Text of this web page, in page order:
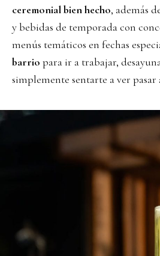
ceremonial bien hecho, además
y bebidas de temporada con
menús temáticos en fechas
barrio para ir a trabajar,
simplemente sentarte a ver pasar